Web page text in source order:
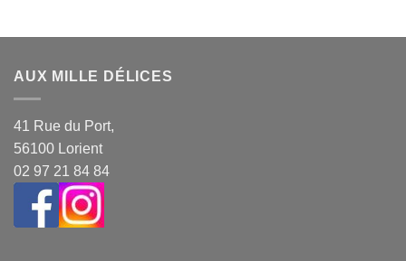
AUX MILLE DÉLICES
41 Rue du Port,
56100 Lorient
02 97 21 84 84